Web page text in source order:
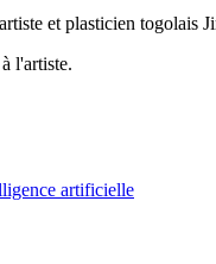
et plasticien togolais
l'artiste.
artificielle